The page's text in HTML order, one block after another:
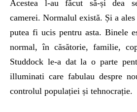
Acestea l-au făcut să-și dea
camerei. Normalul există. Și a
putea fi ucis pentru asta. Binele
normal, în căsătorie, familie,
Studdock le-a dat la o parte
illuminati care fabulau despre
controlul populației și tehnocrație.